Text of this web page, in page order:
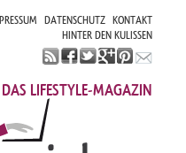
DATENSCHUTZ KONTAKT
HINTER DEN KULISSEN
DAS LIFESTYLE-MAGAZIN